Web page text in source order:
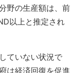
野の生産額は、前
以上と推定され
ていない状況で
は経済回復を促進